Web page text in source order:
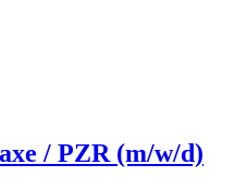
/ PZR (m/w/d)